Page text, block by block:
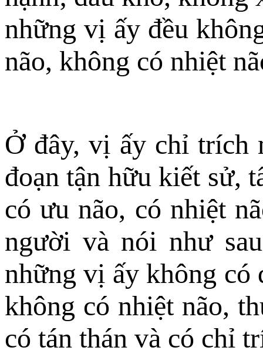
những vị ấy đều
não, không có nhiệt
Ở đây, vị ấy chỉ trích
đoạn tận hữu kiết sử,
có ưu não, có nhiệt
người và nói như
những vị ấy không có
không có nhiệt não,
có tán thán và có chỉ